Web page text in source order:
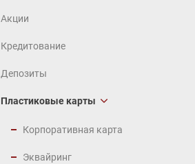
Акции
Кредитование
Депозиты
Пластиковые карты
Корпоративная карта
Эквайринг